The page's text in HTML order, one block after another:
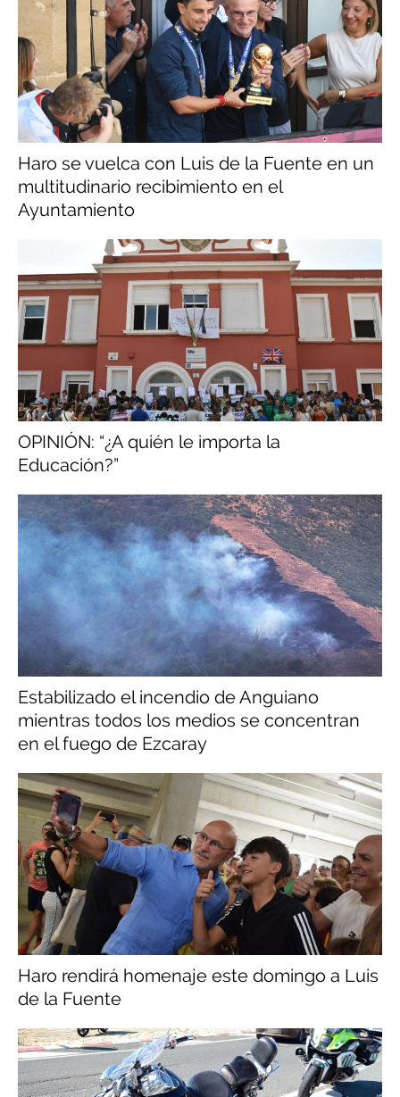
Haro se vuelca con Luis de la Fuente en un
multitudinario recibimiento en el
Ayuntamiento
OPINIÓN: “¿A quién le importa la
Educación?”
Estabilizado el incendio de Anguiano
mientras todos los medios se concentran
en el fuego de Ezcaray
Haro rendirá homenaje este domingo a Luis
de la Fuente